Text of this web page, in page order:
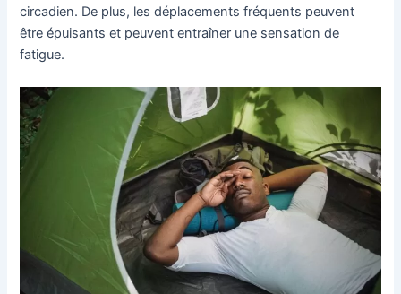
circadien. De plus, les déplacements fréquents peuvent
être épuisants et peuvent entraîner une sensation de
fatigue.